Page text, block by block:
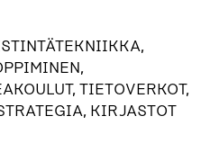
TIETOVERKOT,
KIRJASTOT